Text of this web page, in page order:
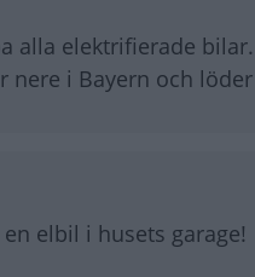
alla elektrifierade
nere i Bayern och
elbil i husets garage!